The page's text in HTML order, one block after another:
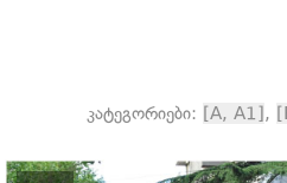
კატეგორიები: [A, A1],